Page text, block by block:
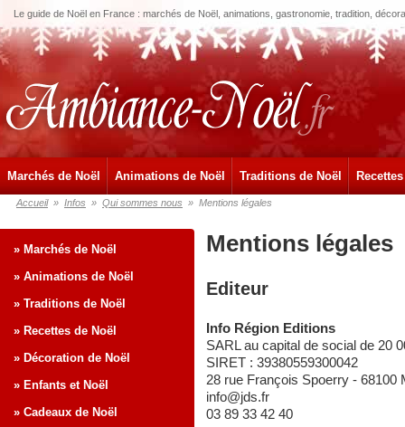
Le guide de Noël en France : marchés de Noël, animations, gastronomie, tradition,
Marchés de Noël Animations de Noël Traditions de Noël
Accueil » Infos » Qui sommes nous » Mentions légales
Mentions légales
Editeur
Info Région Editions
SARL au capital de social de 20
SIRET : 39380559300042
28 rue François Spoerry - 68100
info@jds.fr
03 89 33 42 40
» Marchés de Noël
» Animations de Noël
» Traditions de Noël
» Recettes de Noël
» Décoration de Noël
» Enfants et Noël
» Cadeaux de Noël